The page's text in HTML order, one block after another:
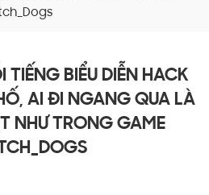
TIẾNG BIỂU DIỄN HACK
AI ĐI NGANG QUA LÀ
NHƯ TRONG GAME